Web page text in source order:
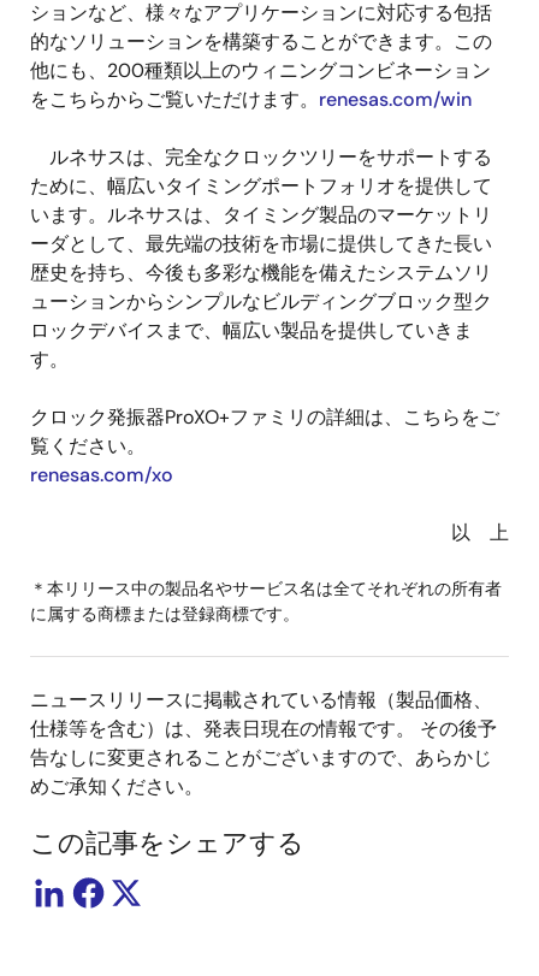
ションなど、様々なアプリケーションに対応する包括
的なソリューションを構築することができます。この
他にも、200種類以上のウィニングコンビネーション
をこちらからご覧いただけます。 renesas.com/win
ルネサスは、完全なクロックツリーをサポートする
ために、幅広いタイミングポートフォリオを提供して
います。ルネサスは、タイミング製品のマーケットリ
ーダとして、最先端の技術を市場に提供してきた長い
歴史を持ち、今後も多彩な機能を備えたシステムソリ
ューションからシンプルなビルディングブロック型ク
ロックデバイスまで、幅広い製品を提供していきま
す。
クロック発振器ProXO+ファミリの詳細は、こちらをご
覧ください。
renesas.com/xo
以 上
＊本リリース中の製品名やサービス名は全てそれぞれの所有者
に属する商標または登録商標です。
ニュースリリースに掲載されている情報（製品価格、
仕様等を含む）は、発表日現在の情報です。 その後予
告なしに変更されることがございますので、あらかじ
めご承知ください。
この記事をシェアする